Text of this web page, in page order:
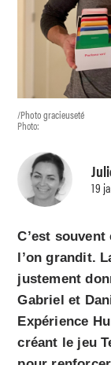
/Photo gracieuseté
Photo:
19
C’est
l’on grandit.
justement
Gabriel et
Expérience
créant le jeu